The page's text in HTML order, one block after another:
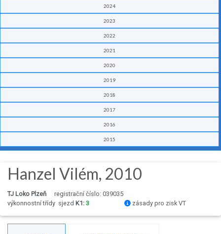
2024
2023
2022
2021
2020
2019
2018
2017
2016
2015
Hanzel Vilém, 2010
TJ Loko Plzeň
registrační číslo: 039035
výkonnostní třídy sjezd K1: 3 zásady pro zisk VT